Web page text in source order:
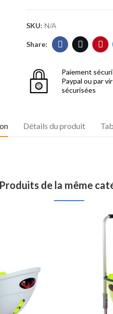
SKU: N/A
Paiement
Paypal ou par
sécurisées
Détails du produit
Produits de la même